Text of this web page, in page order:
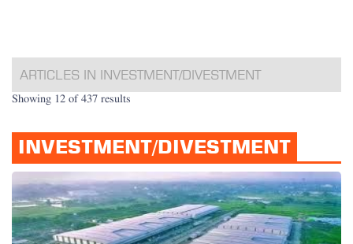
ARTICLES IN INVESTMENT/DIVESTMENT
Showing 12 of 437 results
INVESTMENT/DIVESTMENT